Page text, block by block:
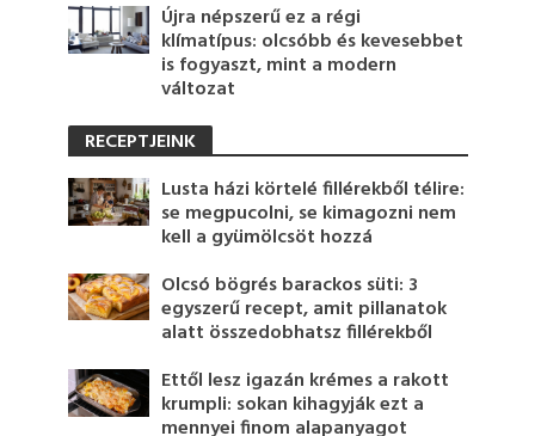
Újra népszerű ez a régi
klímatípus: olcsóbb és kevesebbet
is fogyaszt, mint a modern
változat
RECEPTJEINK
Lusta házi körtelé fillérekből télire:
se megpucolni, se kimagozni nem
kell a gyümölcsöt hozzá
Olcsó bögrés barackos süti: 3
egyszerű recept, amit pillanatok
alatt összedobhatsz fillérekből
Ettől lesz igazán krémes a rakott
krumpli: sokan kihagyják ezt a
mennyei finom alapanyagot